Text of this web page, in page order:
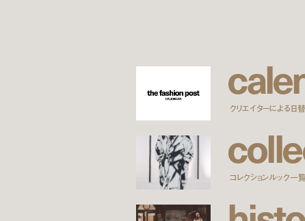
cale
クリエイターによる日
colle
コレクションルック一